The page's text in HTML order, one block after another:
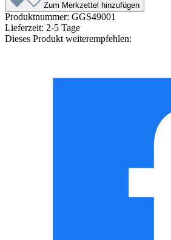
Zum Merkzettel hinzufügen
Produktnummer: GGS49001
Lieferzeit: 2-5 Tage
Dieses Produkt weiterempfehlen: